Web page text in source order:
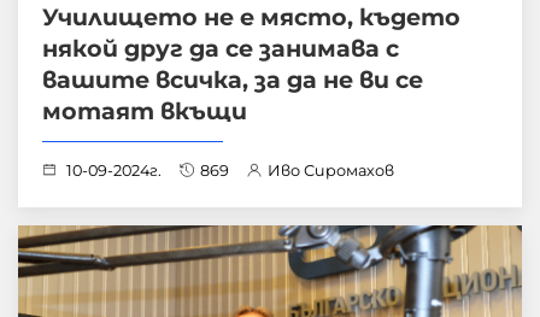
Училището не е място, където
някой друг да се занимава с
вашите всичка, за да не ви се
мотаят вкъщи
10-09-2024г. 869 Иво Сиромахов